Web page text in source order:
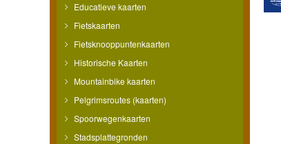
Educatieve kaarten
Fietskaarten
Fietsknooppuntenkaarten
Historische Kaarten
Mountainbike kaarten
Pelgrimsroutes (kaarten)
Spoorwegenkaarten
Stadsplattegronden